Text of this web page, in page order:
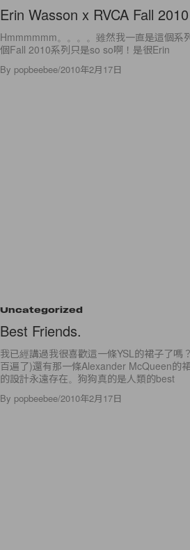
Erin Wasson x RVCA Fall
Hmmmmmm。。。。雖然我一直是這個系
個Fall 2010系列只是so so啊！是很Erin
By popbeebee/2010年2月17日
Uncategorized
Best Friends.
我已經講過我很喜歡這一條YSL的裙子了嗎
百遍了)還有那一條Alexander McQueen的
的設計永遠存在。狗狗真的是人類的best
By popbeebee/2010年2月17日